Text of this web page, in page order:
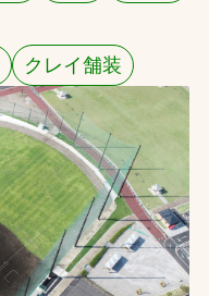
クレイ舗装